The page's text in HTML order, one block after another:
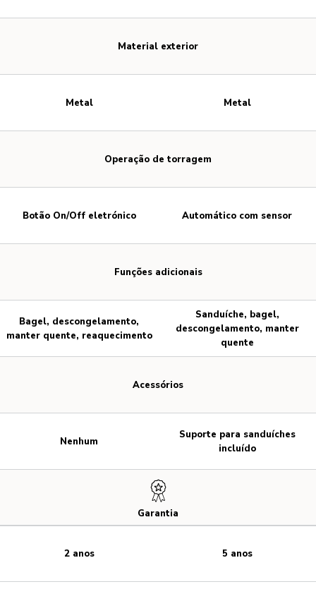
Material exterior
Operação de torragem
Funções adicionais
Acessórios
Garantia
Metal
Botão On/Off eletrónico
Bagel, descongelamento,
manter quente, reaquecimento
Nenhum
2 anos
Metal
Automático com sensor
Sanduíche, bagel,
descongelamento, manter
quente
Suporte para sanduíches
incluído
5 anos